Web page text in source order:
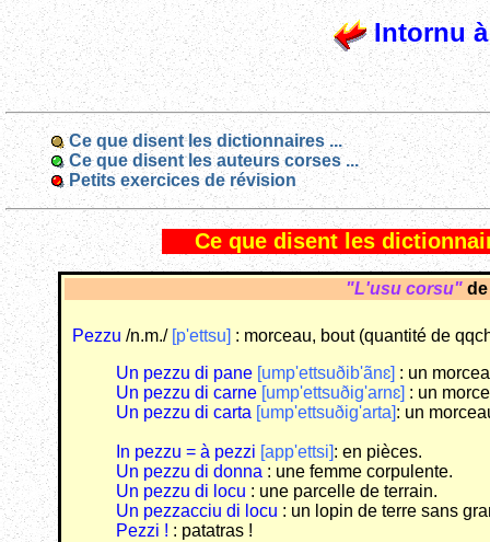
Intornu
Ce que disent les dictionnaires ...
Ce que disent les auteurs corses ...
Petits exercices de révision
Ce que disent les
"L'usu corsu"
Pezzu /n.m./ [p'ettsu] : morceau, bout (quantité de
Un pezzu di pane [ump'ettsuðib'ãnɛ] : un
Un pezzu di carne [ump'ettsuðig'arnɛ] : un
Un pezzu di carta [ump'ettsuðig'arta]: un
In pezzu = à pezzi [app'ettsi]: en pièces.
Un pezzu di donna : une femme corpulente.
Un pezzu di locu : une parcelle de terrain.
Un pezzacciu di locu : un lopin de terre sans
Pezzi ! : patatras !